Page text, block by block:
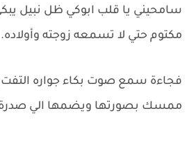
سامحيني يا قلب ابوكي ظل نبيل
مكتوم حتي لا تسمعه زوجته وأولاده.
فجاءة سمع صوت بكاء جواره التفت
ممسك بصورتها ويضمها الي